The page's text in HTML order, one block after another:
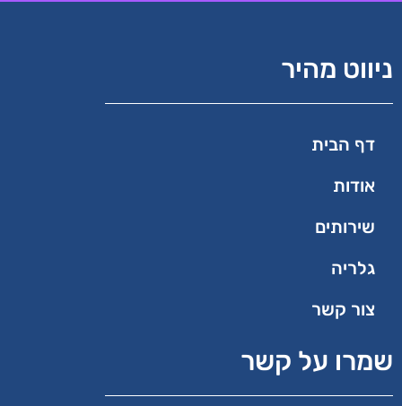
ניווט מהיר
דף הבית
אודות
שירותים
גלריה
צור קשר
שמרו על קשר